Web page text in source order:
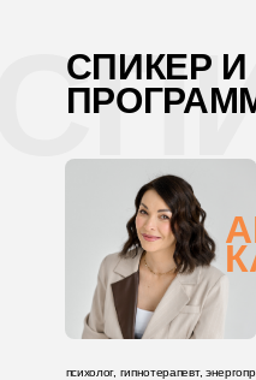
СПИКЕР
психолог, гипнотерапевт,